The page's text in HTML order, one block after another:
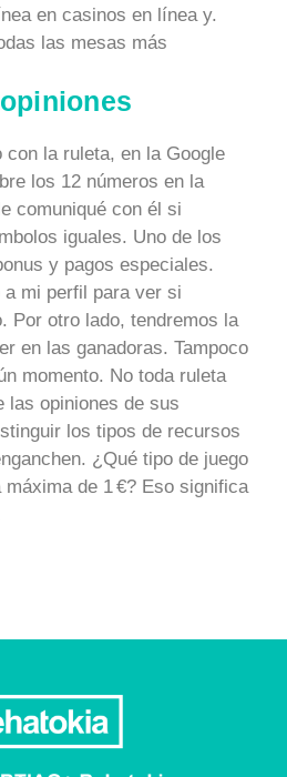
en casinos en línea y.
las mesas más
con la ruleta, en la Google
los 12 números en la
comuniqué con él si
iguales. Uno de los
y pagos especiales.
a mi perfil para ver si
Por otro lado, tendremos la
en las ganadoras. Tampoco
momento. No toda ruleta
las opiniones de sus
los tipos de recursos
¿Qué tipo de juego
de 1 €? Eso significa